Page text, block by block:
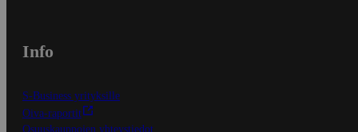
Info
S-Business yrityksille
Oiva-raportit
Osuuskauppojen yhteystiedot